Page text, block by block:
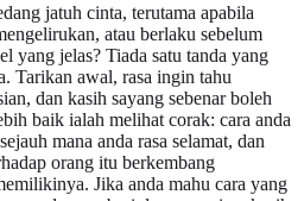
jatuh cinta, terutama apabila
atau berlaku sebelum
yang jelas? Tiada satu tanda yang
Tarikan awal, rasa ingin tahu
dan kasih sayang sebenar boleh
baik ialah melihat corak: cara anda
mana anda rasa selamat, dan
orang itu berkembang
Jika anda mahu cara yang